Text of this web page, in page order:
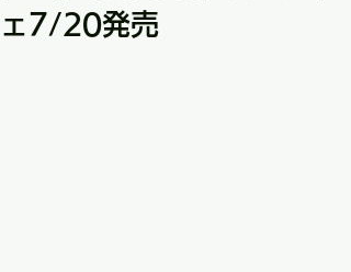
ェ7/20発売